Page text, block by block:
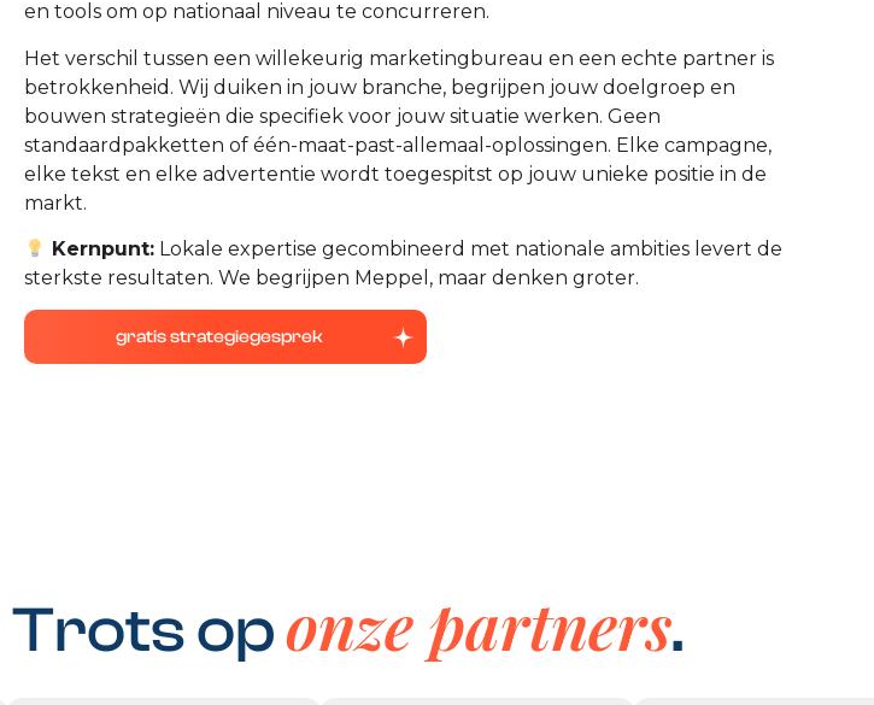
en tools om op nationaal niveau te concurreren.
Het verschil tussen een willekeurig marketingbureau en een echte partner is
betrokkenheid. Wij duiken in jouw branche, begrijpen jouw doelgroep en
bouwen strategieën die specifiek voor jouw situatie werken. Geen
standaardpakketten of één-maat-past-allemaal-oplossingen. Elke campagne,
elke tekst en elke advertentie wordt toegespitst op jouw unieke positie in de
markt.
Kernpunt: Lokale expertise gecombineerd met nationale ambities levert de
sterkste resultaten. We begrijpen Meppel, maar denken groter.
gratis strategiegesprek
Trots oponze partners.